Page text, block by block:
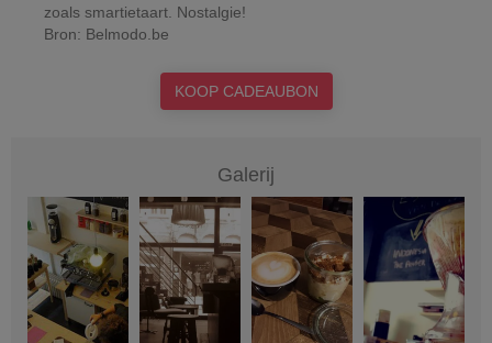
zoals smartietaart. Nostalgie!
Bron: Belmodo.be
KOOP CADEAUBON
Galerij